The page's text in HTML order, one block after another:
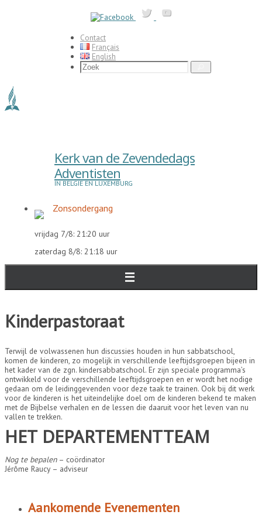
Contact
Français
English
Zoeken
naar:
Kerk van de Zevendedags
Adventisten
IN BELGIË EN LUXEMBURG
Zonsondergang
vrijdag 7/8: 21:20 uur
zaterdag 8/8: 21:18 uur
Kinderpastoraat
Terwijl de volwassenen hun discussies houden in hun sabbatschool,
komen de kinderen, zo mogelijk in verschillende leeftijdsgroepen bijeen in
het kader van de zgn. kindersabbatschool. Er zijn speciale programma’s
ontwikkeld voor de verschillende leeftijdsgroepen en er wordt het nodige
gedaan om de leidinggevenden voor deze taak te trainen. Ook bij dit werk
voor de kinderen is het uiteindelijke doel om de kinderen bekend te maken
met de Bijbelse verhalen en de lessen die daaruit voor het leven van nu
vallen te trekken.
HET DEPARTEMENTTEAM
Nog te bepalen– coördinator
Jérôme Raucy – adviseur
Aankomende Evenementen